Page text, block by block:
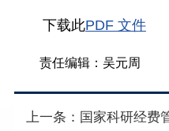
下载此PDF 文件
责任编辑：吴元周
上一条： 国家科研经费